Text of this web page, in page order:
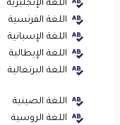
اللغة الإنجليزية
اللغة الفرنسية
اللغة الإسبانية
اللغة الإيطالية
اللغة البرتغالية
اللغة الصينية
اللغة الروسية